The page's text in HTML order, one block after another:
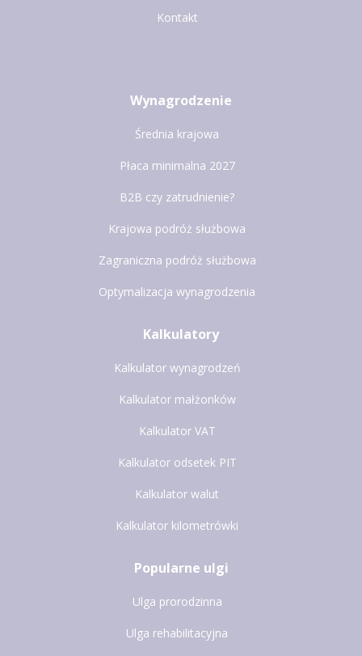
Kontakt
Wynagrodzenie
Średnia krajowa
Płaca minimalna 2027
B2B czy zatrudnienie?
Krajowa podróż służbowa
Zagraniczna podróż służbowa
Optymalizacja wynagrodzenia
Kalkulatory
Kalkulator wynagrodzeń
Kalkulator małżonków
Kalkulator VAT
Kalkulator odsetek PIT
Kalkulator walut
Kalkulator kilometrówki
Popularne ulgi
Ulga prorodzinna
Ulga rehabilitacyjna